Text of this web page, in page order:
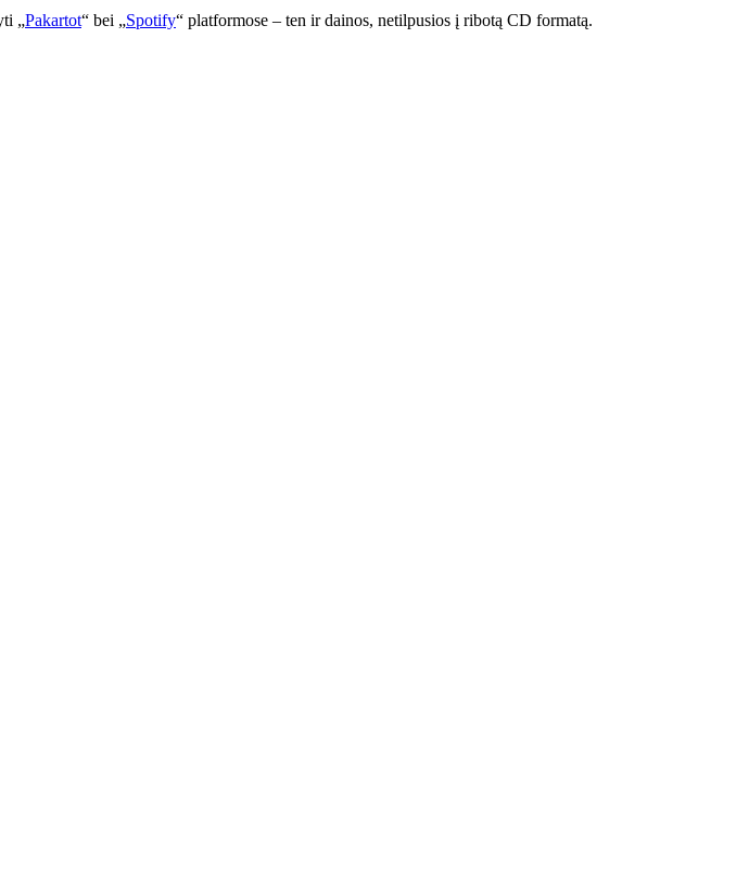
„Pakartot“ bei „Spotify“ platformose – ten ir dainos, netilpusios į ribotą CD formatą.